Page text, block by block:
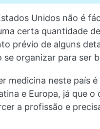
Unidos não é
certa quantidade
prévio de alguns
organizar para ser
medicina neste país
e Europa, já que o
a profissão e